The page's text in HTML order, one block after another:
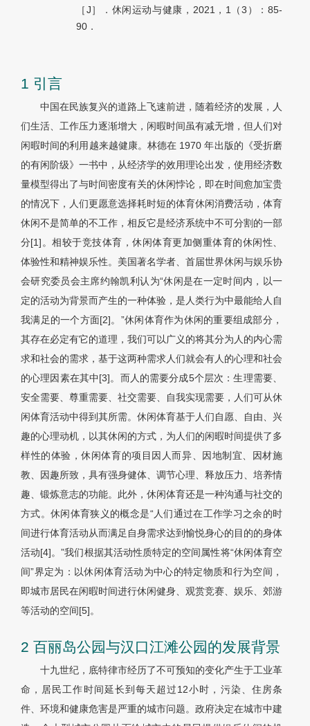
［J］．休闲运动与健康，2021，1（3）：85-
90．
1 引言
中国在民族复兴的道路上飞速前进，随着经济的发展，人
们生活、工作压力逐渐增大，闲暇时间虽有减无增，但人们对
闲暇时间的利用越来越健康。林德在 1970 年出版的《受折磨
的有闲阶级》一书中，从经济学的效用理论出发，使用经济数
量模型得出了与时间密度有关的休闲悖论，即在时间愈加宝贵
的情况下，人们更愿意选择耗时短的体育休闲消费活动，体育
休闲不是简单的不工作，相反它是经济系统中不可分割的一部
分[1]。相较于竞技体育，休闲体育更加侧重体育的休闲性、
体验性和精神娱乐性。美国著名学者、首届世界休闲与娱乐协
会研究委员会主席约翰凯利认为“休闲是在一定时间内，以一
定的活动为背景而产生的一种体验，是人类行为中最能给人自
我满足的一个方面[2]。”休闲体育作为休闲的重要组成部分，
其存在必定有它的道理，我们可以广义的将其分为人的内心需
求和社会的需求，基于这两种需求人们就会有人的心理和社会
的心理因素在其中[3]。而人的需要分成5个层次：生理需要、
安全需要、尊重需要、社交需要、自我实现需要，人们可从休
闲体育活动中得到其所需。休闲体育基于人们自愿、自由、兴
趣的心理动机，以其休闲的方式，为人们的闲暇时间提供了多
样性的体验，休闲体育的项目因人而异、因地制宜、因材施
教、因趣所致，具有强身健体、调节心理、释放压力、培养情
趣、锻炼意志的功能。此外，休闲体育还是一种沟通与社交的
方式。休闲体育狭义的概念是“人们通过在工作学习之余的时
间进行体育活动从而满足自身需求达到愉悦身心的目的的身体
活动[4]。”我们根据其活动性质特定的空间属性将“休闲体育空
间”界定为：以休闲体育活动为中心的特定物质和行为空间，
即城市居民在闲暇时间进行休闲健身、观赏竞赛、娱乐、郊游
等活动的空间[5]。
2 百丽岛公园与汉口江滩公园的发展背景
十九世纪，底特律市经历了不可预知的变化产生于工业革
命，居民工作时间延长到每天超过12小时，污染、住房条
件、环境和健康危害是严重的城市问题。政府决定在城市中建